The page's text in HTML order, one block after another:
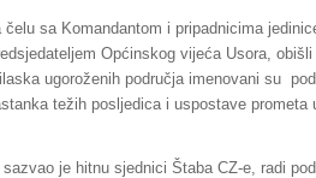
sa Komandantom i pripadnicima
Općinskog vijeća Usora,
ugoroženih područja imenovani su
težih posljedica i uspostave prometa
je hitnu sjednici Štaba CZ-e, radi